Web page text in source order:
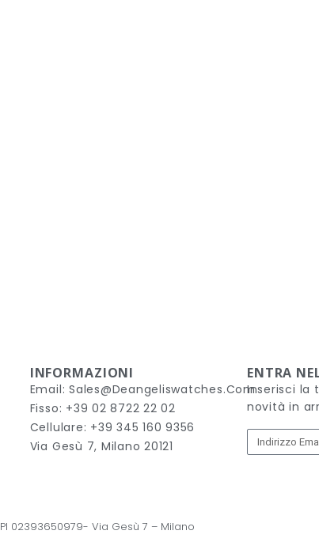
INFORMAZIONI
Email: Sales@deangeliswatches.com
Fisso: +39 02 8722 22 02
Cellulare: +39 345 160 9356
Via Gesù 7, Milano 20121
ENTRA
Inserisci la
novità in
PI 02393650979- Via Gesù 7 – Milano